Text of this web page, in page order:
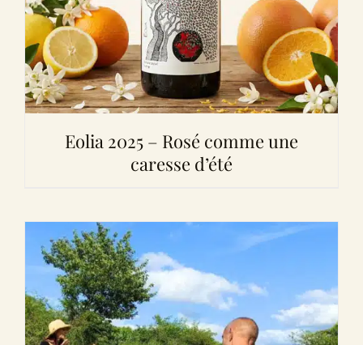
Eolia 2025 – Rosé comme une
caresse d’été